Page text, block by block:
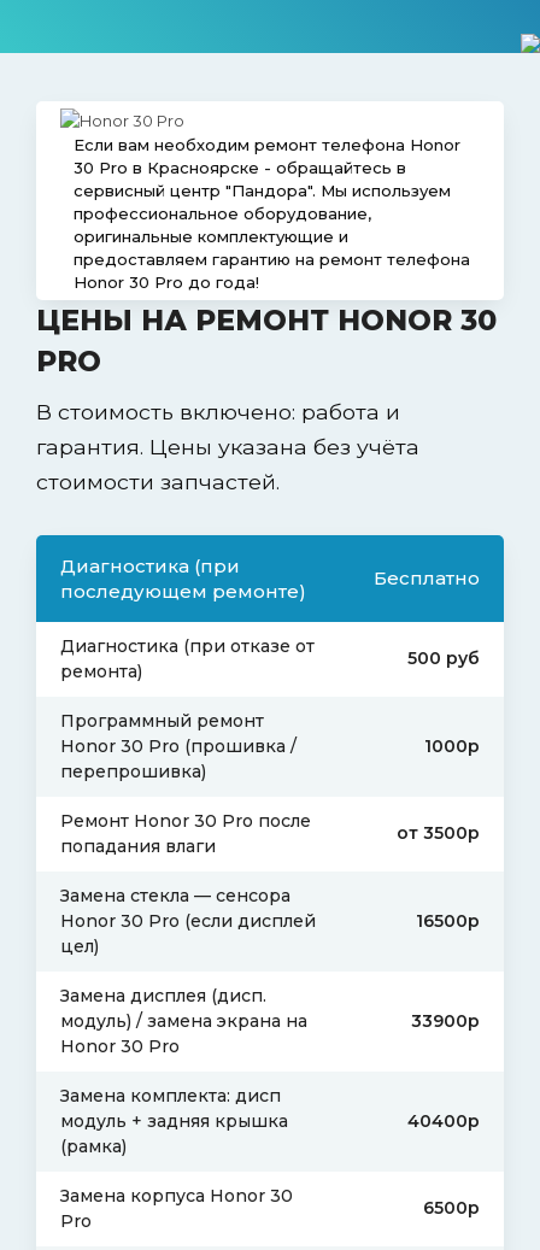
Если вам необходим ремонт телефона Honor
30 Pro в Красноярске - обращайтесь в
сервисный центр "Пандора". Мы используем
профессиональное оборудование,
оригинальные комплектующие и
предоставляем гарантию на ремонт телефона
Honor 30 Pro до года!
ЦЕНЫ НА РЕМОНТ HONOR 30
PRO
В стоимость включено: работа и
гарантия. Цены указана без учёта
стоимости запчастей.
Диагностика (при
последующем ремонте)
Бесплатно
Диагностика (при отказе от
ремонта)
500 руб
Программный ремонт
Honor 30 Pro (прошивка /
перепрошивка)
1000р
Ремонт Honor 30 Pro после
попадания влаги
от 3500р
Замена стекла — сенсора
Honor 30 Pro (если дисплей
цел)
16500р
Замена дисплея (дисп.
модуль) / замена экрана на
Honor 30 Pro
33900р
Замена комплекта: дисп
модуль + задняя крышка
(рамка)
40400р
Замена корпуса Honor 30
Pro
6500р